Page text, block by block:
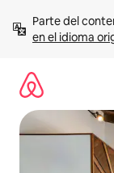
contenido
Parte del
en el idioma